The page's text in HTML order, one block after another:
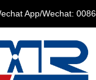
App/Wechat: